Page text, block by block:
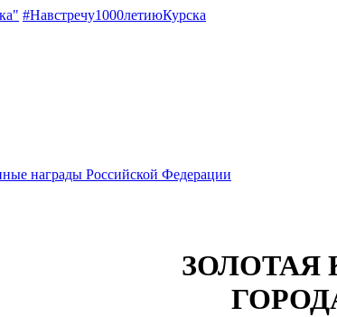
#Навстречу1000летиюКурска
награды Российской Федерации
ЗОЛОТАЯ